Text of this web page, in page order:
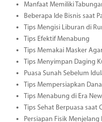
Manfaat Memiliki
Beberapa Ide Bisnis saat
Tips Mengisi Liburan di
Tips Efektif Menabung
Tips Memakai Masker
Tips Menyimpan Daging
Puasa Sunah Sebelum
Tips Mempersiapkan
Tips Menabung di Era
Tips Sehat Berpuasa saat
Persiapan Fisik Menjelang